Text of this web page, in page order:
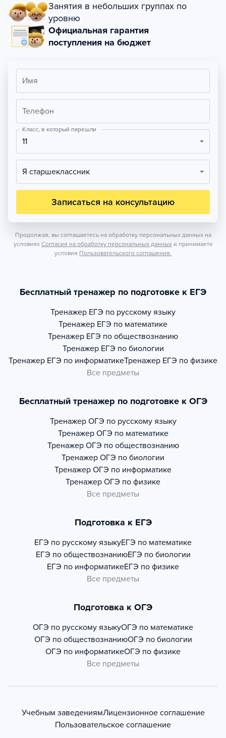
Занятия в небольших группах по
уровню
Официальная гарантия
поступления на бюджет
Имя
Телефон
Класс, в который перешли
11
Я старшеклассник
Записаться на консультацию
Продолжая, вы соглашаетесь на обработку персональных данных на
условиях Согласия на обработку персональных данных и принимаете
условия Пользовательского соглашения.
Бесплатный тренажер по подготовке к ЕГЭ
Тренажер ЕГЭ по русскому языку
Тренажер ЕГЭ по математике
Тренажер ЕГЭ по обществознанию
Тренажер ЕГЭ по биологии
Тренажер ЕГЭ по информатикеТренажер ЕГЭ по физике
Все предметы
Бесплатный тренажер по подготовке к ОГЭ
Тренажер ОГЭ по русскому языку
Тренажер ОГЭ по математике
Тренажер ОГЭ по обществознанию
Тренажер ОГЭ по биологии
Тренажер ОГЭ по информатике
Тренажер ОГЭ по физике
Все предметы
Подготовка к ЕГЭ
ЕГЭ по русскому языкуЕГЭ по математике
ЕГЭ по обществознаниюЕГЭ по биологии
ЕГЭ по информатикеЕГЭ по физике
Все предметы
Подготовка к ОГЭ
ОГЭ по русскому языкуОГЭ по математике
ОГЭ по обществознаниюОГЭ по биологии
ОГЭ по информатикеОГЭ по физике
Все предметы
Учебным заведениямЛицензионное соглашение
Пользовательское соглашение